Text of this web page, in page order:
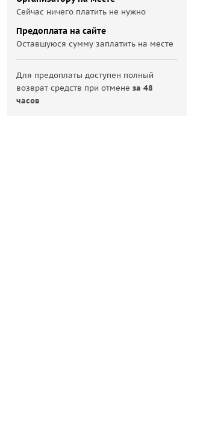
Сейчас ничего платить не нужно
Предоплата на сайте
Оставшуюся сумму заплатить на месте
Для предоплаты доступен полный
возврат средств при отменеза 48
часов